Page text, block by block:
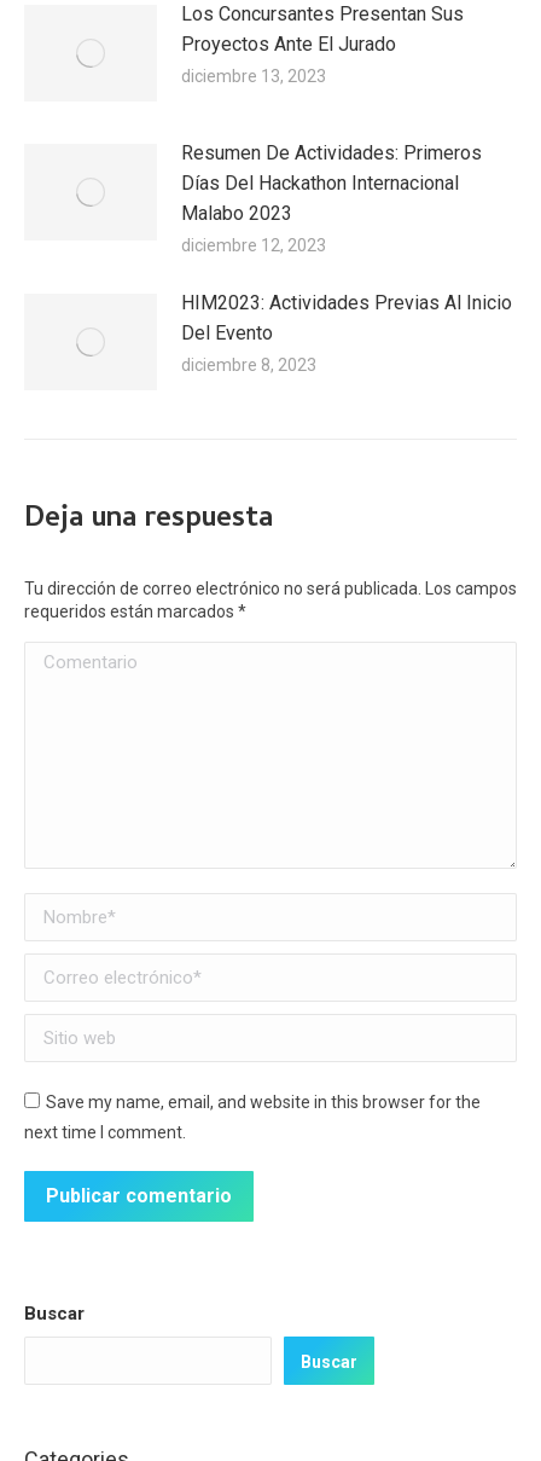
Los Concursantes Presentan Sus
Proyectos Ante El Jurado
diciembre 13, 2023
Resumen De Actividades: Primeros
Días Del Hackathon Internacional
Malabo 2023
diciembre 12, 2023
HIM2023: Actividades Previas Al Inicio
Del Evento
diciembre 8, 2023
Deja una respuesta
Tu dirección de correo electrónico no será publicada. Los campos
requeridos están marcados *
Comentario
Nombre *
Correo electrónico *
Sitio web
Save my name, email, and website in this browser for the
next time I comment.
Publicar comentario
Buscar
Buscar